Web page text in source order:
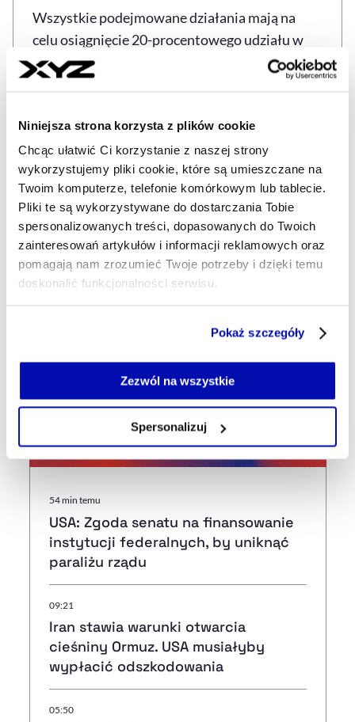
Niniejsza strona korzysta z plików cookie
Chcąc ułatwić Ci korzystanie z naszej strony
wykorzystujemy pliki cookie, które są umieszczane na
Twoim komputerze, telefonie komórkowym lub tablecie.
Pliki te są wykorzystywane do dostarczania Tobie
spersonalizowanych treści, dopasowanych do Twoich
zainteresowań artykułów i informacji reklamowych oraz
pomagają nam zrozumieć Twoje potrzeby i dzięki temu
doskonalić funkcjonalności serwisu.
Jeżeli nie wyrażasz zgody na zapisywanie plików cookie,
możesz łatwo zarządzać swoimi uprawnieniami, np. we
własnej przeglądarce internetowej lub po wybraniu opcji
Pokaż szczegóły
Zezwól na wszystkie
Spersonalizuj
Wszystkie podejmowane działania mają na
celu osiągnięcie 20-procentowego udziału w
krajowym rynku dystrybucji materiałów
budowlanych w ciągu pięciu lat. Grupa PSB
lidera w branży.
Najnowsze
54 min temu
USA: Zgoda senatu na finansowanie
instytucji federalnych, by uniknąć
paraliżu rządu
09:21
Iran stawia warunki otwarcia
cieśniny Ormuz. USA musiałyby
wypłacić odszkodowania
05:50
Tagi GOSPODARKA POLSKA
Udostępnij Kopiuj link artykułu